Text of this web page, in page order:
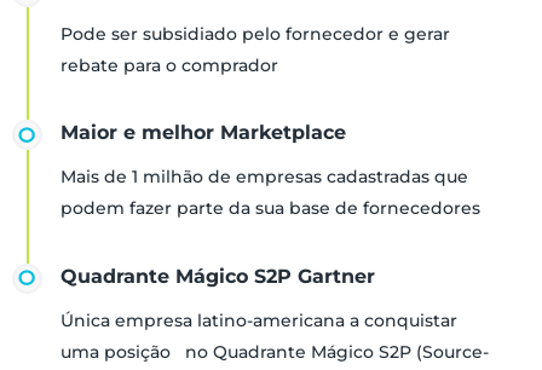
Pode ser subsidiado pelo fornecedor e gerar
rebate para o comprador
Maior e melhor Marketplace
Mais de 1 milhão de empresas cadastradas que
podem fazer parte da sua base de fornecedores
Quadrante Mágico S2P Gartner
Única empresa latino-americana a conquistar
uma posição no Quadrante Mágico S2P (Source-